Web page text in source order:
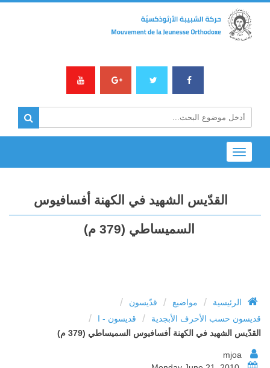
Toggle
navigation
القدّيس الشهيد في الكهنة أفسافيوس
السميساطي (379 م)
الرئيسية / مواضيع / قدّيسون /
قديسون حسب الأحرف الأبجدية / قديسون - ا /
القدّيس الشهيد في الكهنة أفسافيوس السميساطي (379 م)